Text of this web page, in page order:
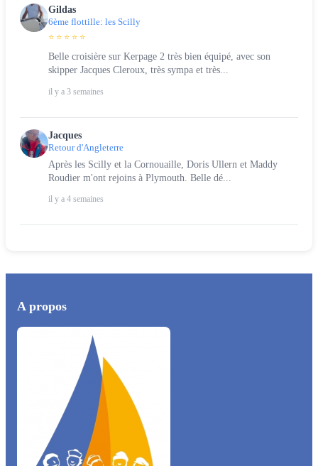
Gildas
6ème flottille: les Scilly
⭐ ⭐ ⭐ ⭐ ⭐
Belle croisière sur Kerpage 2 très bien équipé, avec son
skipper Jacques Cleroux, très sympa et très...
il y a 3 semaines
Jacques
Retour d'Angleterre
Après les Scilly et la Cornouaille, Doris Ullern et Maddy
Roudier m'ont rejoins à Plymouth. Belle dé...
il y a 4 semaines
A propos